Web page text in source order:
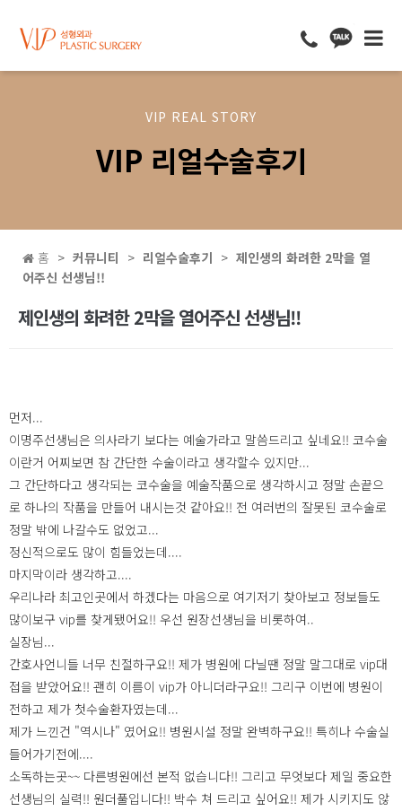
VIP REAL STORY
VIP 리얼수술후기
홈 커뮤니티 리얼수술후기
제인생의 화려한 2막을 열
어주신 선생님!!
제인생의 화려한 2막을 열어주신 선생님!!
먼저...
이명주선생님은 의사라기 보다는 예술가라고 말씀드리고 싶네요!! 코수술
이란거 어찌보면 참 간단한 수술이라고 생각할수 있지만...
그 간단하다고 생각되는 코수술을 예술작품으로 생각하시고 정말 손끝으
로 하나의 작품을 만들어 내시는것 같아요!! 전 여러번의 잘못된 코수술로
정말 밖에 나갈수도 없었고...
정신적으로도 많이 힘들었는데....
마지막이라 생각하고....
우리나라 최고인곳에서 하겠다는 마음으로 여기저기 찾아보고 정보들도
많이보구 vip를 찾게됐어요!! 우선 원장선생님을 비롯하여..
실장님...
간호사언니들 너무 친절하구요!! 제가 병원에 다닐땐 정말 말그대로 vip대
접을 받았어요!! 괜히 이름이 vip가 아니더라구요!! 그리구 이번에 병원이
전하고 제가 첫수술환자였는데...
제가 느낀건 "역시나" 였어요!! 병원시설 정말 완벽하구요!! 특히나 수술실
들어가기전에....
소독하는곳~~ 다른병원에선 본적 없습니다!! 그리고 무엇보다 제일 중요한
선생님의 실력!! 원더풀입니다!! 박수 쳐 드리고 싶어요!! 제가 시키지도 않